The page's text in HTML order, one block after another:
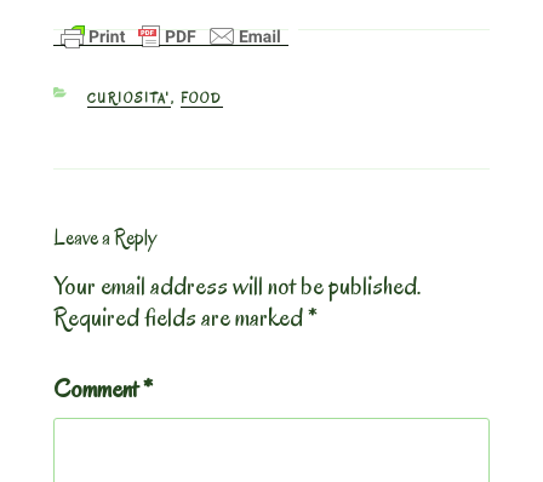
CATEGORIES
CURIOSITA', FOOD
Leave a Reply
Your email address will not be published.
Required fields are marked*
Comment*